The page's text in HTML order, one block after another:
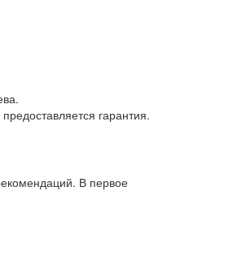
гарантия.
В первое